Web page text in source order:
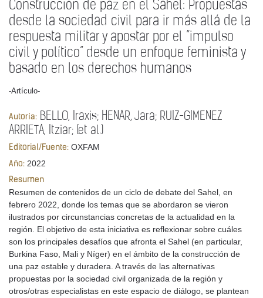
Construcción de paz en el Sahel: Propuestas
desde la sociedad civil para ir más allá de la
respuesta militar y apostar por el “impulso
civil y político” desde un enfoque feminista y
basado en los derechos humanos
-Artículo-
Autoría: BELLO, Iraxis; HENAR, Jara; RUIZ-GIMENEZ
ARRIETA, Itziar; (et al.)
Editorial/Fuente: OXFAM
Año: 2022
Resumen
Resumen de contenidos de un ciclo de debate del Sahel, en
febrero 2022, donde los temas que se abordaron se vieron
ilustrados por circunstancias concretas de la actualidad en la
región. El objetivo de esta iniciativa es reflexionar sobre cuáles
son los principales desafíos que afronta el Sahel (en particular,
Burkina Faso, Mali y Níger) en el ámbito de la construcción de
una paz estable y duradera. A través de las alternativas
propuestas por la sociedad civil organizada de la región y
otros/otras especialistas en este espacio de diálogo, se plantean